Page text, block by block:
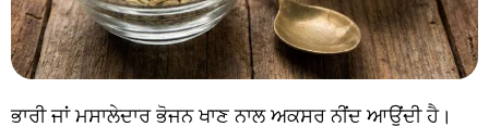
ਭਾਰੀ ਜਾਂ ਮਸਾਲੇਦਾਰ ਭੋਜਨ ਖਾਣ ਨਾਲ ਅਕਸਰ ਨੀਂਦ ਆਉਂਦੀ ਹੈ।